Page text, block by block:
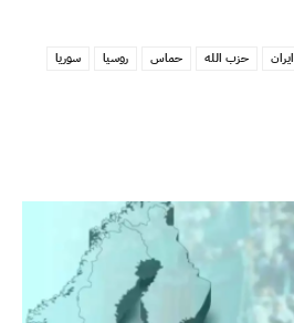
ايران حزب الله حماس روسيا سوريا